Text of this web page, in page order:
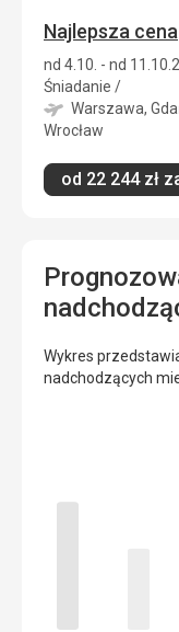
Najlepsza cena
nd 4.10. - nd
Śniadanie /
Warszawa,
Wrocław
od 22 244zł
Wykres
nadchodzących